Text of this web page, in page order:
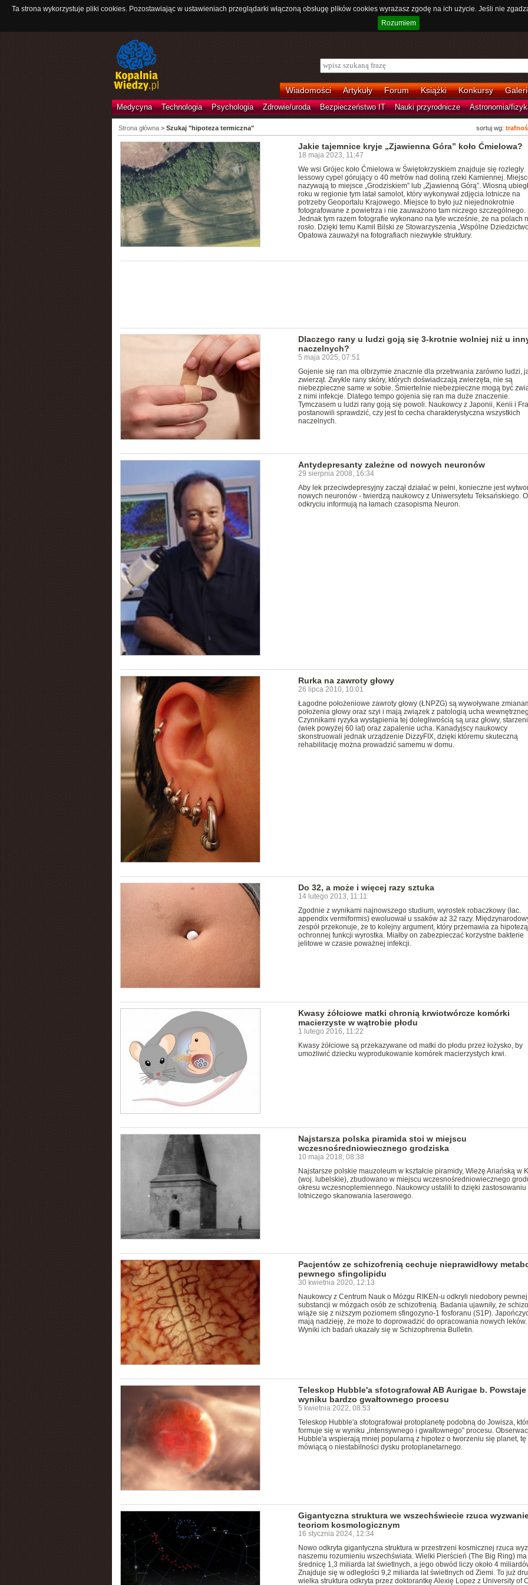
Ta strona wykorzystuje pliki cookies. Pozostawiając w ustawieniach przeglądarki włączoną obsługę plików cookies wyrażasz zgodę na ich użycie. Jeśli nie
Rozumiem
Wiadomości Artykuły Forum Książki Konkursy
Medycyna Technologia Psychologia Zdrowie/uroda Bezpieczeństwo IT Nauki przyrodnicze Astronomia/
sortuj wg:
Strona główna> Szukaj "hipoteza termiczna"
Jakie tajemnice kryje „Zjawienna Góra” koło Ćmielowa?
18 maja 2023, 11:47
We wsi Grójec koło Ćmielowa w Świętokrzyskiem znajduje się rozległy
lessowy cypel górujący o 40 metrów nad doliną rzeki Kamiennej.
nazywają to miejsce „Grodziskiem” lub „Zjawienną Górą”. Wiosną
roku w regionie tym latał samolot, który wykonywał zdjęcia lotnicze na
potrzeby Geoportalu Krajowego. Miejsce to było już niejednokrotnie
fotografowane z powietrza i nie zauważono tam niczego szczególnego.
Jednak tym razem fotografie wykonano na tyle wcześnie, że na polach
rosło. Dzięki temu Kamil Bilski ze Stowarzyszenia „Wspólne
Opatowa zauważył na fotografiach niezwykłe struktury.
Dlaczego rany u ludzi goją się 3-krotnie wolniej niż u
naczelnych?
5 maja 2025, 07:51
Gojenie się ran ma olbrzymie znacznie dla przetrwania zarówno ludzi,
zwierząt. Zwykle rany skóry, których doświadczają zwierzęta, nie są
niebezpieczne same w sobie. Śmiertelnie niebezpieczne mogą być
z nimi infekcje. Dlatego tempo gojenia się ran ma duże znaczenie.
Tymczasem u ludzi rany goją się powoli. Naukowcy z Japonii, Kenii i
postanowili sprawdzić, czy jest to cecha charakterystyczna wszystkich
naczelnych.
Antydepresanty zależne od nowych neuronów
29 sierpnia 2008, 16:34
Aby lek przeciwdepresyjny zaczął działać w pełni, konieczne jest
nowych neuronów - twierdzą naukowcy z Uniwersytetu Teksańskiego. O
odkryciu informują na łamach czasopisma Neuron.
Rurka na zawroty głowy
26 lipca 2010, 10:01
Łagodne położeniowe zawroty głowy (ŁNPZG) są wywoływane
położenia głowy oraz szyi i mają związek z patologią ucha
Czynnikami ryzyka wystąpienia tej dolegliwością są uraz głowy,
(wiek powyżej 60 lat) oraz zapalenie ucha. Kanadyjscy naukowcy
skonstruowali jednak urządzenie DizzyFIX, dzięki któremu skuteczną
rehabilitację można prowadzić samemu w domu.
Do 32, a może i więcej razy sztuka
14 lutego 2013, 11:11
Zgodnie z wynikami najnowszego studium, wyrostek robaczkowy (łac.
appendix vermiformis) ewoluował u ssaków aż 32 razy.
zespół przekonuje, że to kolejny argument, który przemawia za
ochronnej funkcji wyrostka. Miałby on zabezpieczać korzystne bakterie
jelitowe w czasie poważnej infekcji.
Kwasy żółciowe matki chronią krwiotwórcze komórki
macierzyste w wątrobie płodu
1 lutego 2016, 11:22
Kwasy żółciowe są przekazywane od matki do płodu przez łożysko, by
umożliwić dziecku wyprodukowanie komórek macierzystych krwi.
Najstarsza polska piramida stoi w miejscu
wczesnośredniowiecznego grodziska
10 maja 2018, 08:38
Najstarsze polskie mauzoleum w kształcie piramidy, Wieżę Ariańską w
(woj. lubelskie), zbudowano w miejscu wczesnośredniowiecznego
okresu wczesnoplemiennego. Naukowcy ustalili to dzięki zastosowaniu
lotniczego skanowania laserowego.
Pacjentów ze schizofrenią cechuje nieprawidłowy
pewnego sfingolipidu
30 kwietnia 2020, 12:13
Naukowcy z Centrum Nauk o Mózgu RIKEN-u odkryli niedobory pewnej
substancji w mózgach osób ze schizofrenią. Badania ujawniły, że
wiąże się z niższym poziomem sfingozyno-1 fosforanu (S1P).
mają nadzieję, że może to doprowadzić do opracowania nowych leków.
Wyniki ich badań ukazały się w Schizophrenia Bulletin.
Teleskop Hubble'a sfotografował AB Aurigae b. Powstaje
wyniku bardzo gwałtownego procesu
5 kwietnia 2022, 08:53
Teleskop Hubble'a sfotografował protoplanetę podobną do Jowisza,
formuje się w wyniku „intensywnego i gwałtownego” procesu.
Hubble'a wspierają mniej popularną z hipotez o tworzeniu się planet, tę
mówiącą o niestabilności dysku protoplanetarnego.
Gigantyczna struktura we wszechświecie rzuca
teoriom kosmologicznym
16 stycznia 2024, 12:34
Nowo odkryta gigantyczna struktura w przestrzeni kosmicznej rzuca
naszemu rozumieniu wszechświata. Wielki Pierścień (The Big Ring) ma
średnicę 1,3 miliarda lat świetlnych, a jego obwód liczy około 4
Znajduje się w odległości 9,2 miliarda lat świetlnych od Ziemi. To już
wielka struktura odkryta przez doktorantkę Alexię Lopez z University of